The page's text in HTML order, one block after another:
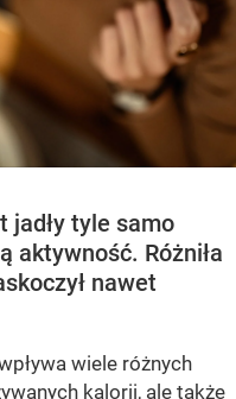
jadły tyle samo
aktywność. Różniła
nawet
wiele różnych
kalorii, ale także